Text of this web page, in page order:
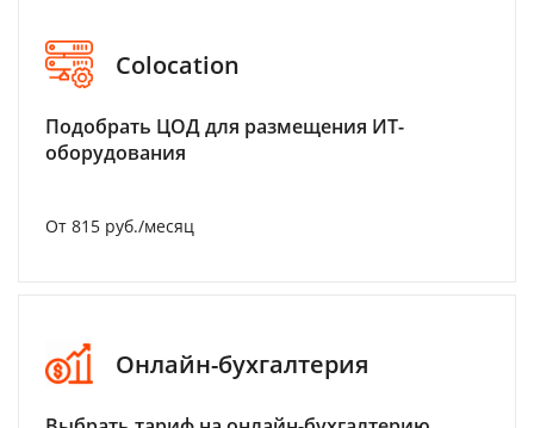
Colocation
Подобрать ЦОД для размещения ИТ-
оборудования
От 815 руб./месяц
Онлайн-бухгалтерия